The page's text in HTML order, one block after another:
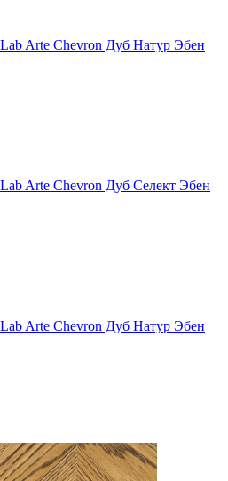
Arte Chevron Дуб Натур Эбен
Arte Chevron Дуб Селект Эбен
Arte Chevron Дуб Натур Эбен